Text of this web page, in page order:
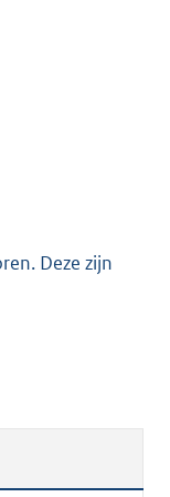
Deze zijn